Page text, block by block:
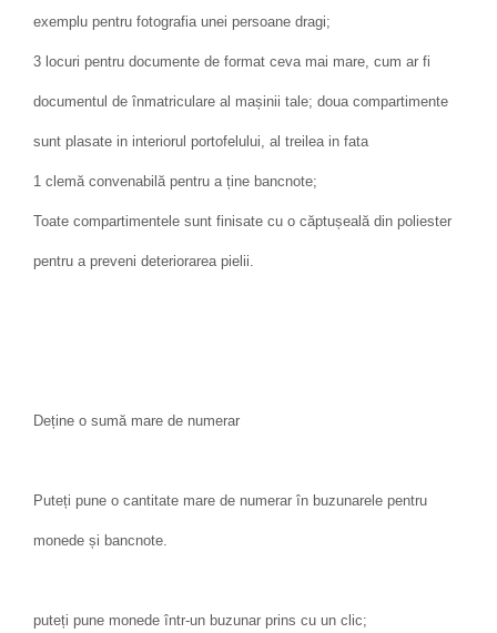
exemplu pentru fotografia unei persoane dragi;
3 locuri pentru documente de format ceva mai mare, cum ar fi
documentul de înmatriculare al mașinii tale; doua compartimente
sunt plasate in interiorul portofelului, al treilea in fata
1 clemă convenabilă pentru a ține bancnote;
Toate compartimentele sunt finisate cu o căptușeală din poliester
pentru a preveni deteriorarea pielii.
Deține o sumă mare de numerar
Puteți pune o cantitate mare de numerar în buzunarele pentru
monede și bancnote.
puteți pune monede într-un buzunar prins cu un clic;